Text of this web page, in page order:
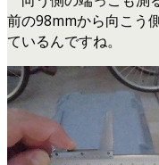
前の98mmから向こう
ているんですね。